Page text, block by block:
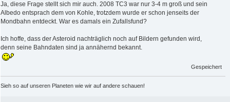
Ja, diese Frage stellt sich mir auch. 2008 TC3 war nur 3-4 m groß und sein
Albedo entsprach dem von Kohle, trotzdem wurde er schon jenseits der
Mondbahn entdeckt. War es damals ein Zufallsfund?
Ich hoffe, dass der Asteroid nachträglich noch auf Bildern gefunden wird,
denn seine Bahndaten sind ja annähernd bekannt.
Gespeichert
Sieh so auf unseren Planeten wie wir auf andere schauen!